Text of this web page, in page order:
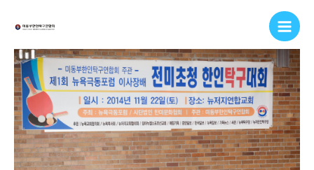
Main
navigation